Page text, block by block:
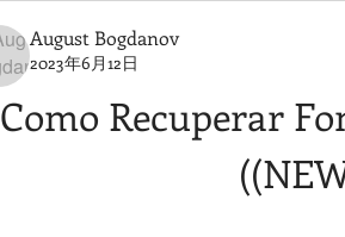
August Bogdanov
2023年6月12日
Como Recuperar